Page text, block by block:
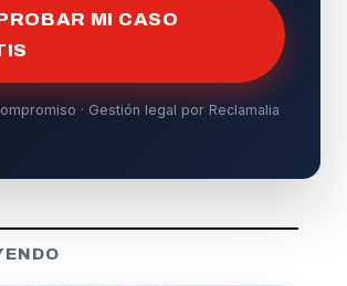
MI CASO
· Gestión legal por Reclamalia